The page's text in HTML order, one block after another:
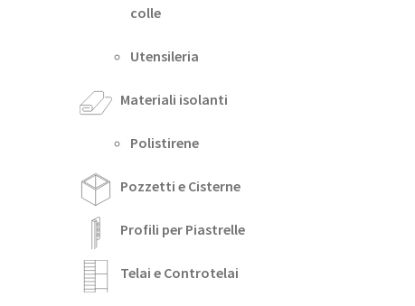
colle
Utensileria
Materiali isolanti
Polistirene
Pozzetti e Cisterne
Profili per Piastrelle
Telai e Controtelai